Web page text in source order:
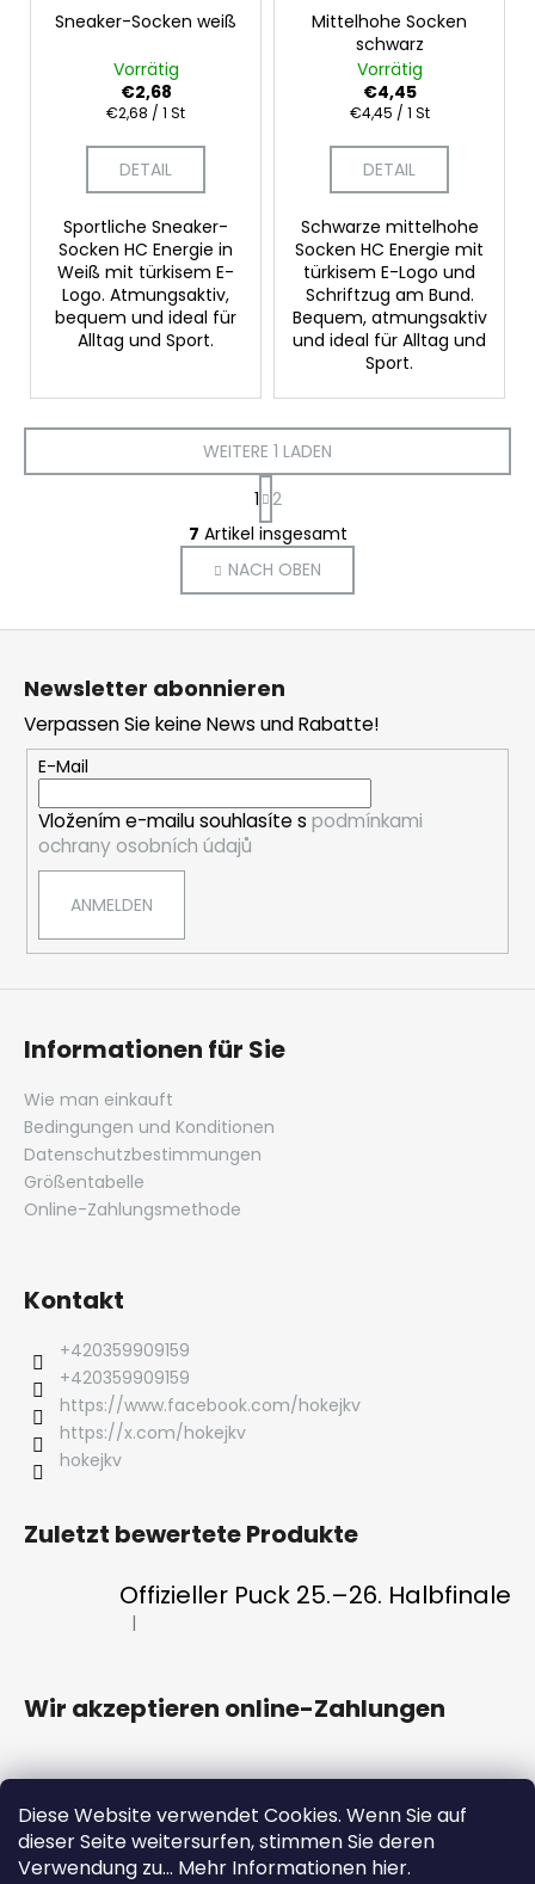
Diese Website verwendet Cookies. Wenn Sie auf
dieser Seite weitersurfen, stimmen Sie deren
Verwendung zu... Mehr Informationen hier.
Sneaker-Socken weiß
Vorrätig
€2,68
Verkaufspreis:
€2,68 / 1 St
DETAIL
Sportliche Sneaker-
Socken HC Energie in
Weiß mit türkisem E-
Logo. Atmungsaktiv,
bequem und ideal für
Alltag und Sport.
Mittelhohe Socken
schwarz
Vorrätig
€4,45
Verkaufspreis:
€4,45 / 1 St
DETAIL
Schwarze mittelhohe
Socken HC Energie mit
türkisem E-Logo und
Schriftzug am Bund.
Bequem, atmungsaktiv
und ideal für Alltag und
Sport.
S
t
e
u
e
e
l
e
m
e
n
t
i
t
WEITERE 1 LADEN
P
a
g
i
n
i
e
n
g
1 2
7 Artikel insgesamt
NACH OBEN
Newsletter abonnieren
Verpassen Sie keine News und Rabatte!
E-Mail
Vložením e-mailu souhlasíte s podmínkami
ochrany osobních údajů
ANMELDEN
Informationen für Sie
Wie man einkauft
Bedingungen und Konditionen
Datenschutzbestimmungen
Größentabelle
Online-Zahlungsmethode
Kontakt
+420359909159
+420359909159
https://www.facebook.com/hokejkv
https://x.com/hokejkv
hokejkv
Zuletzt bewertete Produkte
Offizieller Puck 25.–26. Halbfinale
Die Produktbewertung beträgt 5 von 5 Sternen.
|
Wir akzeptieren online-Zahlungen
HC ENERGIE Eintrittskarten FAN CLUB